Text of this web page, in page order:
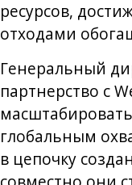
ресурсов,
отходами
Генеральный
партнерство с
глобальным
в цепочку